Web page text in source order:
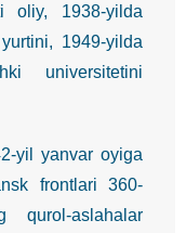
oliy, 1938-yilda
1949-yilda
universitetini
yanvar oyiga
frontlari 360-
qurol-aslahalar